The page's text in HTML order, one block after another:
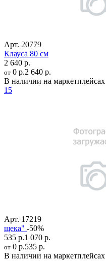
Арт. 20779
Клауса 80 см
2 640 р.
от 0 р.2 640 р.
В наличии на маркетплейсах
15
Арт. 17219
щека" -50%
535 р.1 070 р.
от 0 р.535 р.
В наличии на маркетплейсах